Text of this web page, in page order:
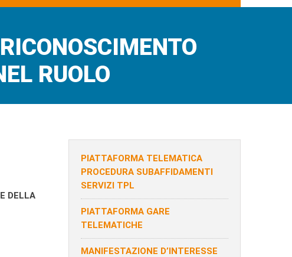
RUOLO
DELLA
PIATTAFORMA TELEMATICA
PROCEDURA SUBAFFIDAMENTI
SERVIZI TPL
PIATTAFORMA GARE
TELEMATICHE
MANIFESTAZIONE D’INTERESSE